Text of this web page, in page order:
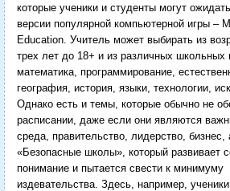
которые ученики и студенты могут
версии популярной компьютерной игры –
Education. Учитель может выбирать из
трех лет до 18+ и из различных школьных
математика, программирование,
география, история, языки, технологии,
Однако есть и темы, которые обычно не
расписании, даже если они являются
среда, правительство, лидерство, бизнес,
«Безопасные школы», который развивает
понимание и пытается свести к минимуму
издевательства. Здесь, например,